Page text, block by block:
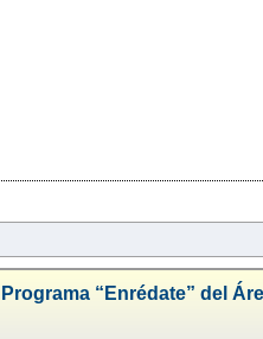
“Enrédate” del